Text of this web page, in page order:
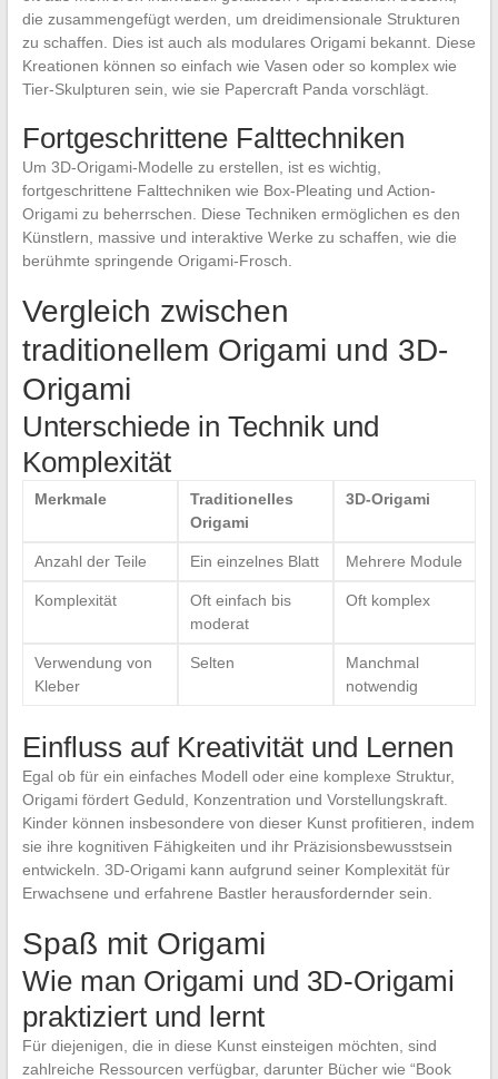
die zusammengefügt werden, um dreidimensionale Strukturen
zu schaffen. Dies ist auch als modulares Origami bekannt. Diese
Kreationen können so einfach wie Vasen oder so komplex wie
Tier-Skulpturen sein, wie sie Papercraft Panda vorschlägt.
Fortgeschrittene Falttechniken
Um 3D-Origami-Modelle zu erstellen, ist es wichtig,
fortgeschrittene Falttechniken wie Box-Pleating und Action-
Origami zu beherrschen. Diese Techniken ermöglichen es den
Künstlern, massive und interaktive Werke zu schaffen, wie die
berühmte springende Origami-Frosch.
Vergleich zwischen
traditionellem Origami und 3D-
Origami
Unterschiede in Technik und
Komplexität
Merkmale
Traditionelles
Origami
3D-Origami
Anzahl der Teile Ein einzelnes Blatt Mehrere Module
Komplexität
Oft einfach bis
moderat
Oft komplex
Verwendung von
Kleber
Selten
Manchmal
notwendig
Einfluss auf Kreativität und Lernen
Egal ob für ein einfaches Modell oder eine komplexe Struktur,
Origami fördert Geduld, Konzentration und Vorstellungskraft.
Kinder können insbesondere von dieser Kunst profitieren, indem
sie ihre kognitiven Fähigkeiten und ihr Präzisionsbewusstsein
entwickeln. 3D-Origami kann aufgrund seiner Komplexität für
Erwachsene und erfahrene Bastler herausfordernder sein.
Spaß mit Origami
Wie man Origami und 3D-Origami
praktiziert und lernt
Für diejenigen, die in diese Kunst einsteigen möchten, sind
zahlreiche Ressourcen verfügbar, darunter Bücher wie “Book